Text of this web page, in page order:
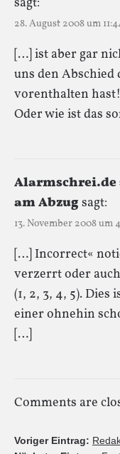
28. August 2008 um
[…] ist aber gar
uns den Abschied
vorenthalten
Oder wie ist das
Alarmschrei.de
am Abzugsagt:
13. November 2008 um
[…] Incorrect«
verzerrt oder
(1, 2, 3, 4, 5).
einer ohnehin
[…]
Comments are
Voriger Eintrag: